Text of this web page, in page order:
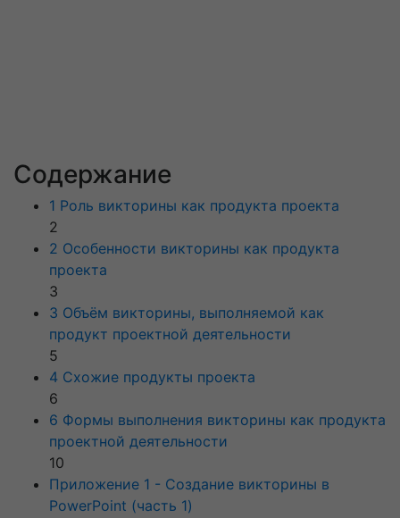
Содержание
1 Роль викторины как продукта проекта
2
2 Особенности викторины как продукта
проекта
3
3 Объём викторины, выполняемой как
продукт проектной деятельности
5
4 Схожие продукты проекта
6
6 Формы выполнения викторины как продукта
проектной деятельности
10
Приложение 1 - Создание викторины в
PowerPoint (часть 1)